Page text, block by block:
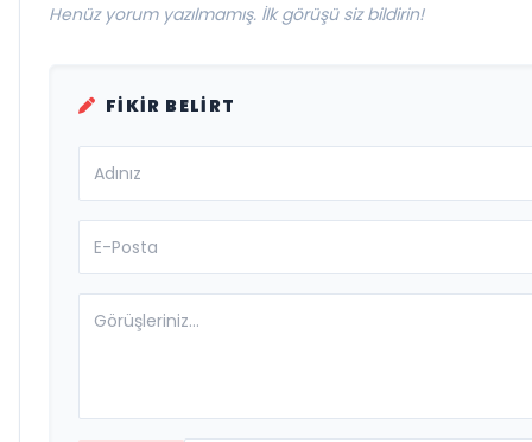
Henüz yorum yazılmamış. İlk görüşü siz bildirin!
FIKIR BELIRT